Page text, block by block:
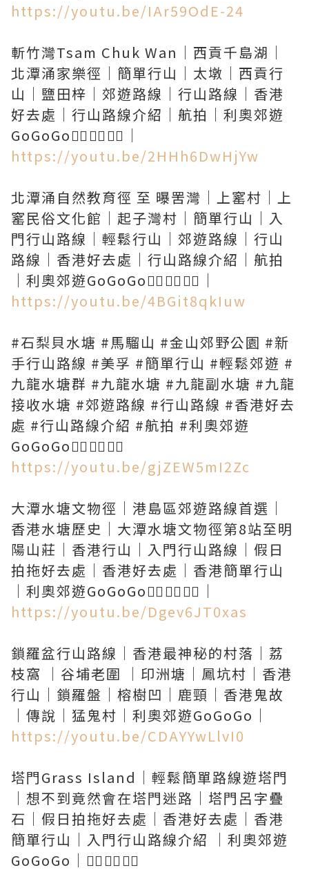
https://youtu.be/IAr59OdE-24
斬竹灣Tsam Chuk Wan｜西貢千島湖｜
北潭涌家樂徑｜簡單行山｜太墩｜西貢行
山｜鹽田梓｜郊遊路線｜行山路線｜香港
好去處｜行山路線介紹｜航拍｜利奧郊遊
https://youtu.be/2HHh6DwHjYw
北潭涌自然教育徑 至 曝罟灣｜上窰村｜上
窰民俗文化館｜起子灣村｜簡單行山｜入
門行山路線｜輕鬆行山｜郊遊路線｜行山
路線｜香港好去處｜行山路線介紹｜航拍
https://youtu.be/4BGit8qkIuw
#石梨貝水塘 #馬騮山 #金山郊野公園 #新
手行山路線 #美孚 #簡單行山 #輕鬆郊遊 #
九龍水塘群 #九龍水塘 #九龍副水塘 #九龍
接收水塘 #郊遊路線 #行山路線 #香港好去
處 #行山路線介紹 #航拍 #利奧郊遊
https://youtu.be/gjZEW5mI2Zc
大潭水塘文物徑｜港島區郊遊路線首選｜
香港水塘歷史｜大潭水塘文物徑第8站至明
陽山莊｜香港行山｜入門行山路線｜假日
拍拖好去處｜香港好去處｜香港簡單行山
https://youtu.be/Dgev6JT0xas
鎖羅盆行山路線｜香港最神秘的村落｜荔
枝窩 ｜谷埔老圍 ｜印洲塘｜鳳坑村｜香港
行山｜鎖羅盤｜榕樹凹｜鹿頸｜香港鬼故
https://youtu.be/CDAYYwLlvI0
塔門Grass Island｜輕鬆簡單路線遊塔門
｜想不到竟然會在塔門迷路｜塔門呂字疊
石｜假日拍拖好去處｜香港好去處｜香港
簡單行山｜入門行山路線介紹 ｜利奧郊遊